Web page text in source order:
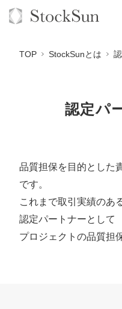
オーダーメイド支援
コンサルタント一覧
品質ガイドライン
社内コンペ
定額制Webマーケティ
ん』
定額制営業代行『カリト
定額制採用代行・RPO
オリジナルサービス
格安でAI導入支援『あい
拡散付1日密着動画制作
1本無料で記事を制作『
実績
お役立ち資料
料金表
オンラインサロン
StockSun道場
道場TOP
年収エージェント
TOP StockSunとは
認定パ
品質担保を目的とした
です。
これまで取引実績のあ
認定パートナーとして
プロジェクトの品質担